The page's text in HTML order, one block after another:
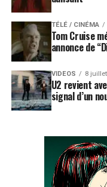
TÉLÉ / CINÉMA
Tom Cruise
annonce de
VIDEOS 8
U2 revient
signal d’un